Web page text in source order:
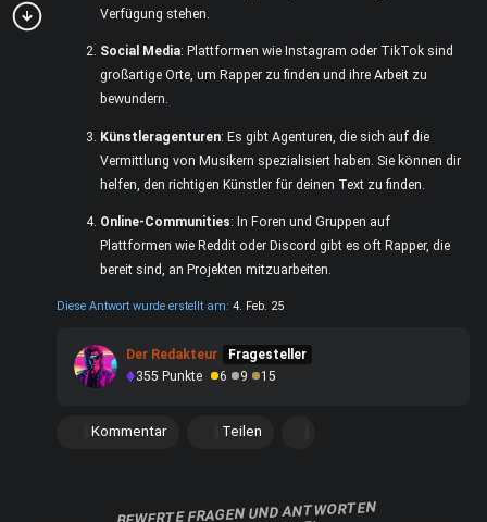
Verfügung stehen.
Social Media: Plattformen wie Instagram oder TikTok sind
großartige Orte, um Rapper zu finden und ihre Arbeit zu
bewundern.
Künstleragenturen: Es gibt Agenturen, die sich auf die
Vermittlung von Musikern spezialisiert haben. Sie können dir
helfen, den richtigen Künstler für deinen Text zu finden.
Online-Communities: In Foren und Gruppen auf
Plattformen wie Reddit oder Discord gibt es oft Rapper, die
bereit sind, an Projekten mitzuarbeiten.
Diese Antwort wurde erstellt am: 4. Feb. 25
Der Redakteur
Fragesteller
355 Punkte 6 9 15
Kommentar Teilen
BEWERTE FRAGEN UND ANTWORTEN